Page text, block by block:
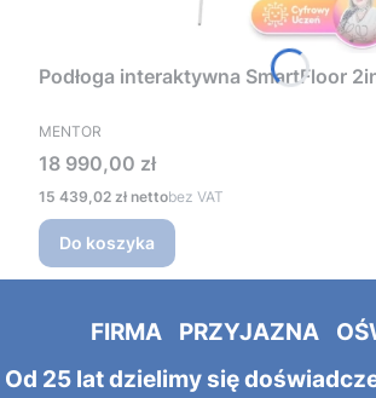
Podłoga interaktywna SmartFloor
PRODUCENT
MENTOR
Cena
18 990,00 zł
Cena
15 439,02 zł bez VAT
Do koszyka
FIRMA PRZYJAZNA
Od 25 lat dzielimy się